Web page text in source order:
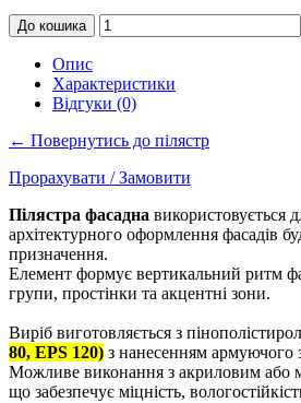
До кошика
Опис
Характеристики
Відгуки (0)
← Повернутись до пілястр
Прорахувати / Замовити
Пілястра фасадна використовується
архітектурного оформлення фасадів
призначення.
Елемент формує вертикальний ритм
групи, простінки та акцентні зони.
Виріб виготовляється з
80, EPS 120) з нанесенням армуючого
Можливе виконання з акриловим або
що забезпечує міцність,